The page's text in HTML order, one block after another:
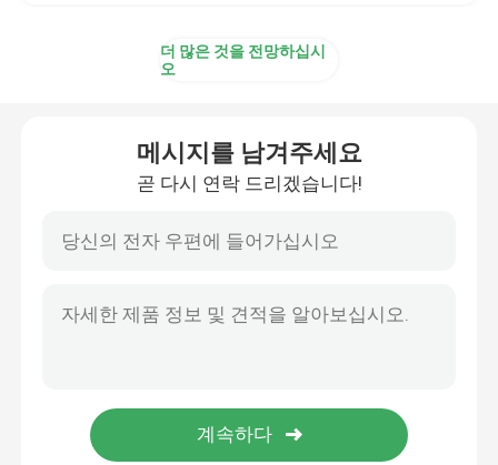
더 많은 것을 전망하십시
오
메시지를 남겨주세요
곧 다시 연락 드리겠습니다!